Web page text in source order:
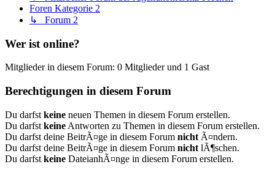
Foren Kategorie 2
↳ Forum 2
Wer ist online?
Mitglieder in diesem Forum: 0 Mitglieder und 1 Gast
Berechtigungen in diesem Forum
Du darfst keine neuen Themen in diesem Forum erstellen.
Du darfst keine Antworten zu Themen in diesem Forum erstellen.
Du darfst deine BeitrÃ¤ge in diesem Forum nicht Ã¤ndern.
Du darfst deine BeitrÃ¤ge in diesem Forum nicht lÃ¶schen.
Du darfst keine DateianhÃ¤nge in diesem Forum erstellen.